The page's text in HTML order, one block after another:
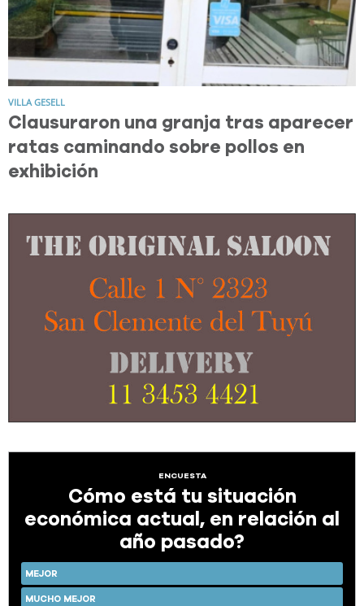
VILLA GESELL
Clausuraron una granja tras aparecer
ratas caminando sobre pollos en
exhibición
ENCUESTA
Cómo está tu situación
económica actual, en relación al
año pasado?
MEJOR
MUCHO MEJOR